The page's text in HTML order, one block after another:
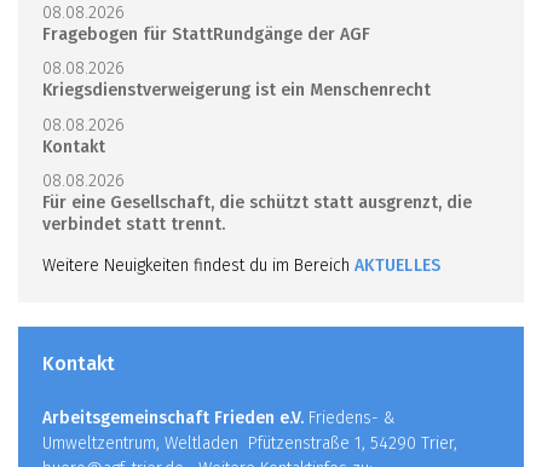
08.08.2026
Fragebogen für StattRundgänge der AGF
08.08.2026
Kriegsdienstverweigerung ist ein Menschenrecht
08.08.2026
Kontakt
08.08.2026
Für eine Gesellschaft, die schützt statt ausgrenzt, die
verbindet statt trennt.
Weitere Neuigkeiten findest du im Bereich AKTUELLES
Kontakt
Arbeitsgemeinschaft Frieden e.V. Friedens- &
Umweltzentrum, Weltladen Pfützenstraße 1, 54290 Trier,